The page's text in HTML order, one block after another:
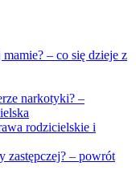
mamie? – co się dzieje z
narkotyki? –
rodzicielskie i
zastępczej? – powrót